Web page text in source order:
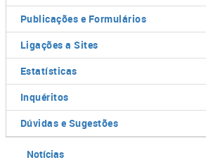
Publicações e Formulários
Ligações a Sites
Estatísticas
Inquéritos
Dúvidas e Sugestões
Notícias